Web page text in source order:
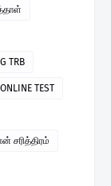
TRB
TEST
சரித்திரம்